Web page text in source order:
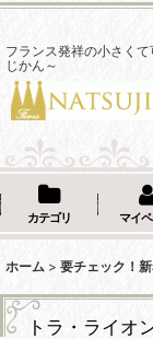
フランス発祥の小さく
じかん～
カテゴリ マイ
ホーム > 要チェック！
トラ・ライオ